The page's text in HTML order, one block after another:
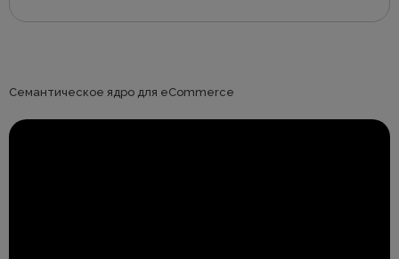
Семантическое ядро для eCommerce